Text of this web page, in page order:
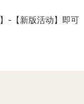
-【新版活动】即可